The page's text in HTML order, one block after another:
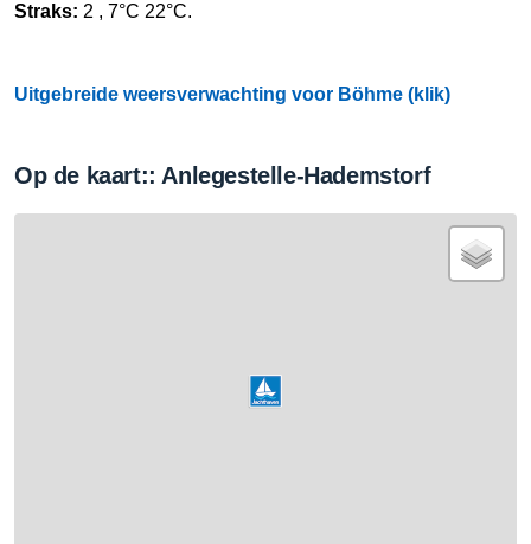
Straks: 2 , 7°C 22°C.
Uitgebreide weersverwachting voor Böhme (klik)
Op de kaart:: Anlegestelle-Hademstorf